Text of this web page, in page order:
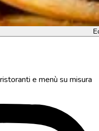
e menù su misura